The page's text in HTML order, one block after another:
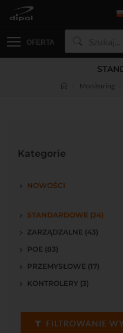
OFERTA
Monitoring
Kategorie
NOWOŚCI
STANDARDOWE (24)
ZARZĄDZALNE (43)
POE (83)
PRZEMYSŁOWE (17)
KONTROLERY (3)
FILTROWANIE